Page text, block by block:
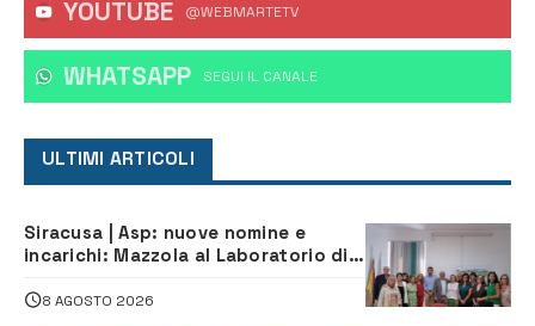
YOUTUBE @WEBMARTETV
WHATSAPP ‎SEGUI IL CANALE
ULTIMI ARTICOLI
Siracusa | Asp: nuove nomine e
incarichi: Mazzola al Laboratorio di
Servizio Legale
8 AGOSTO 2026